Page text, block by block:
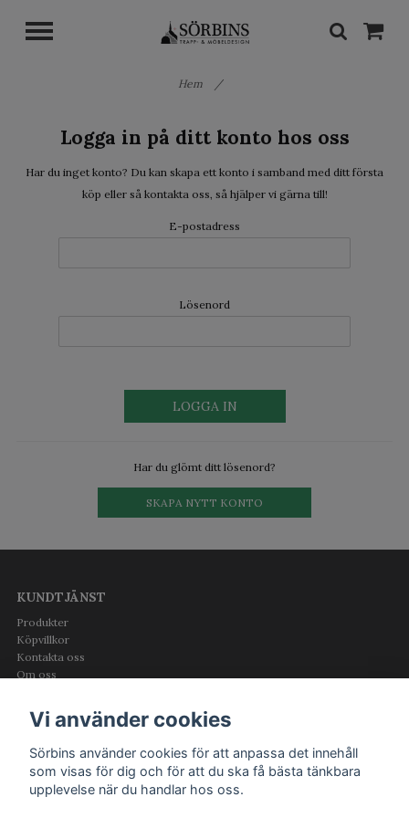
Hem /
Logga in på ditt konto hos oss
Har du inget konto? Du kan skapa ett konto i samband med ditt första
köp eller så kontakta oss, så hjälper vi gärna till!
E-postadress
Lösenord
Har du glömt ditt lösenord?
SKAPA NYTT KONTO
KUNDTJÄNST
Produkter
Köpvillkor
Kontakta oss
Om oss
OM OSS
Vi använder cookies
Sörbins använder cookies för att anpassa det innehåll
som visas för dig och för att du ska få bästa tänkbara
upplevelse när du handlar hos oss.